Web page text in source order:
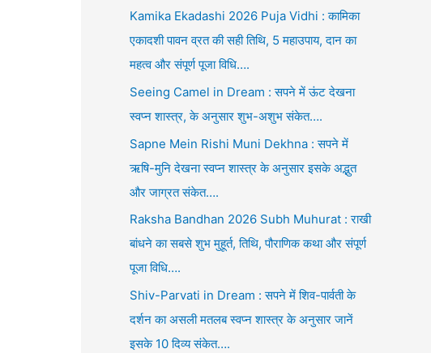
Kamika Ekadashi 2026 Puja Vidhi : कामिका
एकादशी पावन व्रत की सही तिथि, 5 महाउपाय, दान का
महत्व और संपूर्ण पूजा विधि….
Seeing Camel in Dream : सपने में ऊंट देखना
स्वप्न शास्त्र, के अनुसार शुभ-अशुभ संकेत….
Sapne Mein Rishi Muni Dekhna : सपने में
ऋषि-मुनि देखना स्वप्न शास्त्र के अनुसार इसके अद्भुत
और जाग्रत संकेत….
Raksha Bandhan 2026 Subh Muhurat : राखी
बांधने का सबसे शुभ मुहूर्त, तिथि, पौराणिक कथा और संपूर्ण
पूजा विधि….
Shiv-Parvati in Dream : सपने में शिव-पार्वती के
दर्शन का असली मतलब स्वप्न शास्त्र के अनुसार जानें
इसके 10 दिव्य संकेत….